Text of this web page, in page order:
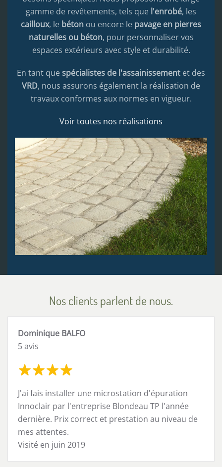
gamme de revêtements, tels que l'enrobé, les
cailloux, le béton ou encore le pavage en pierres
naturelles ou béton, pour personnaliser vos
espaces extérieurs avec style et durabilité.
En tant quespécialistes de l'assainissement et des
VRD, nous assurons également la réalisation de
travaux conformes aux normes en vigueur.
Voir toutes nos réalisations
Nos clients parlent de nous.
Dominique BALFO
5 avis
J'ai fais installer une microstation d'épuration
Innoclair par l'entreprise Blondeau TP l'année
dernière. Prix correct et prestation au niveau de
mes attentes.
Visité en juin 2019